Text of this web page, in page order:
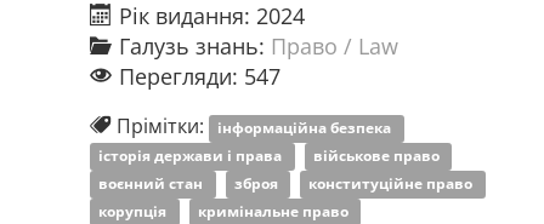
Рік видання: 2024
Галузь знань: Право / Law
Перегляди: 547
Прімітки: інформаційна безпека
історія держави і права
військове право
воєнний стан
зброя
конституційне право
корупція
кримінальне право